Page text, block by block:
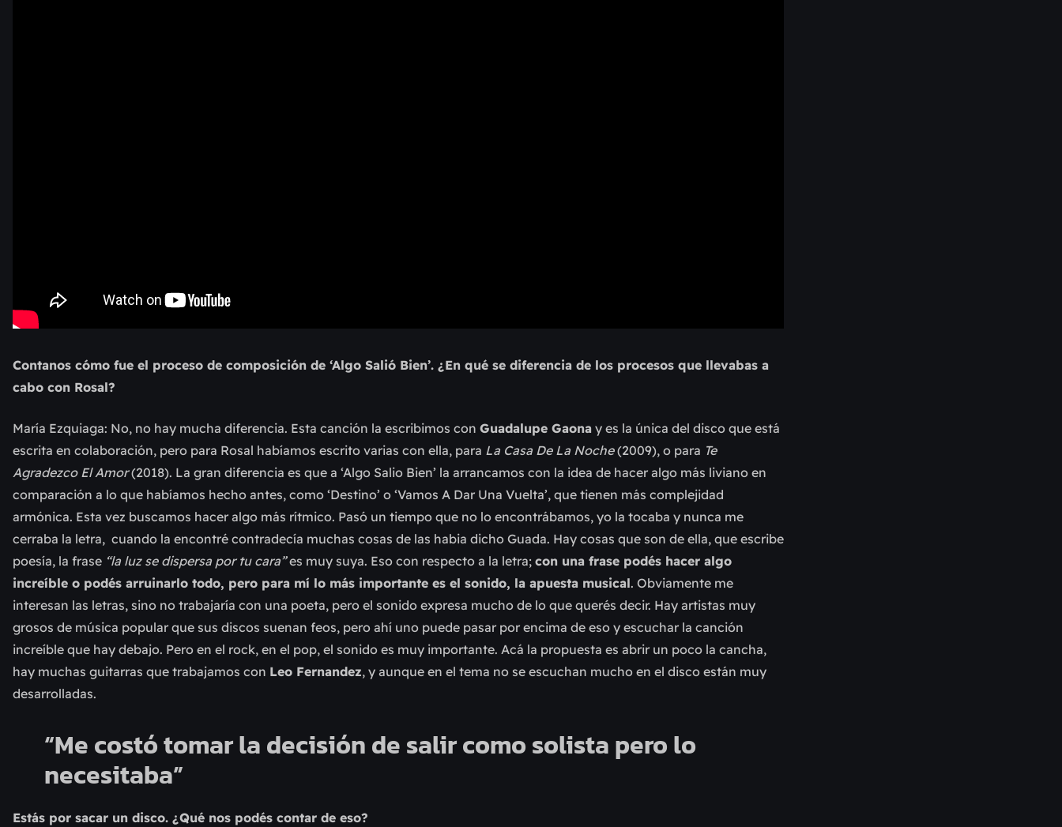
Contanos cómo fue el proceso de composición de ‘Algo Salió Bien’. ¿En qué se diferencia de los procesos que llevabas a
cabo con Rosal?
María Ezquiaga: No, no hay mucha diferencia. Esta canción la escribimos con Guadalupe Gaona y es la única del disco que está
escrita en colaboración, pero para Rosal habíamos escrito varias con ella, para La Casa De La Noche(2009), o para Te
Agradezco El Amor(2018). La gran diferencia es que a ‘Algo Salio Bien’ la arrancamos con la idea de hacer algo más liviano en
comparación a lo que habíamos hecho antes, como ‘Destino’ o ‘Vamos A Dar Una Vuelta’, que tienen más complejidad
armónica. Esta vez buscamos hacer algo más rítmico. Pasó un tiempo que no lo encontrábamos, yo la tocaba y nunca me
cerraba la letra, cuando la encontré contradecía muchas cosas de las habia dicho Guada. Hay cosas que son de ella, que escribe
poesía, la frase “la luz se dispersa por tu cara”es muy suya. Eso con respecto a la letra; con una frase podés hacer algo
increíble o podés arruinarlo todo, pero para mí lo más importante es el sonido, la apuesta musical. Obviamente me
interesan las letras, sino no trabajaría con una poeta, pero el sonido expresa mucho de lo que querés decir. Hay artistas muy
grosos de música popular que sus discos suenan feos, pero ahí uno puede pasar por encima de eso y escuchar la canción
increíble que hay debajo. Pero en el rock, en el pop, el sonido es muy importante. Acá la propuesta es abrir un poco la cancha,
hay muchas guitarras que trabajamos con Leo Fernandez, y aunque en el tema no se escuchan mucho en el disco están muy
desarrolladas.
“Me costó tomar la decisión de salir como solista pero lo
necesitaba”
Estás por sacar un disco. ¿Qué nos podés contar de eso?